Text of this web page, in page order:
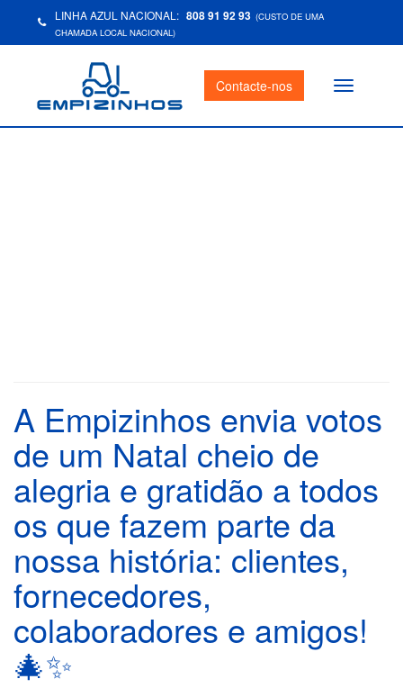
LINHA AZUL NACIONAL: 808 91 92 93 (CUSTO DE UMA
CHAMADA LOCAL NACIONAL)
Contacte-nos
Toggle
A Empizinhos envia votos
de um Natal cheio de
alegria e gratidão a todos
os que fazem parte da
nossa história: clientes,
fornecedores,
colaboradores e amigos!
🎄✨